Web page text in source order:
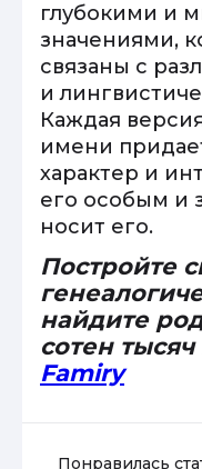
глубокими и
значениями,
связаны с
и
Каждая
имени
характер и
его особым и
носит его.
Постройте
найдите
сотен
Famiry
Понравилась